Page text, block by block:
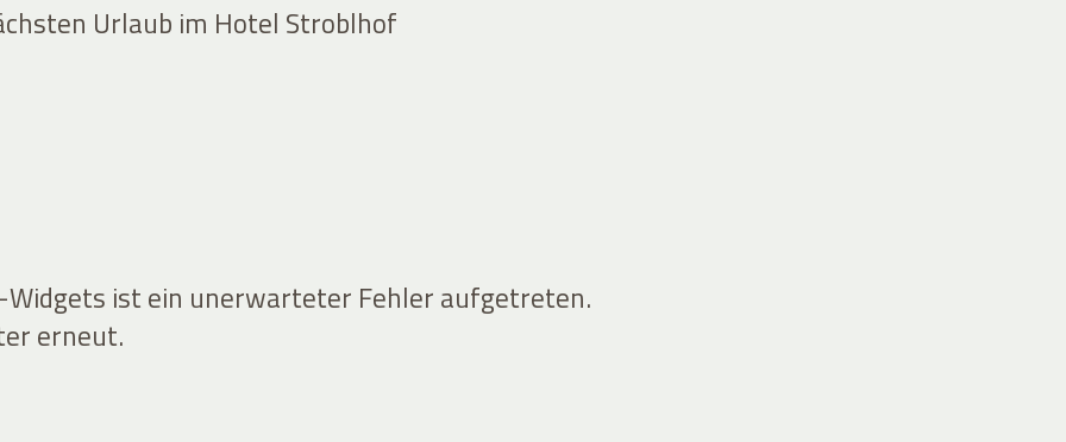
Urlaub im Hotel Stroblhof
Widgets ist ein unerwarteter Fehler aufgetreten.
erneut.